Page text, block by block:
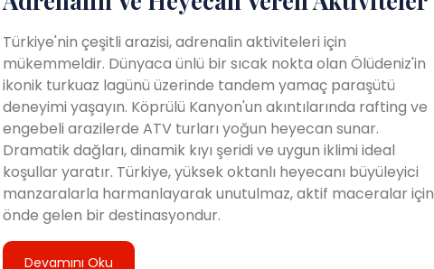
Türkiye'nin çeşitli arazisi, adrenalin aktiviteleri için
mükemmeldir. Dünyaca ünlü bir sıcak nokta olan Ölüdeniz'in
ikonik turkuaz lagünü üzerinde tandem yamaç paraşütü
deneyimi yaşayın. Köprülü Kanyon'un akıntılarında rafting ve
engebeli arazilerde ATV turları yoğun heyecan sunar.
Dramatik dağları, dinamik kıyı şeridi ve uygun iklimi ideal
koşullar yaratır. Türkiye, yüksek oktanlı heyecanı büyüleyici
manzaralarla harmanlayarak unutulmaz, aktif maceralar için
önde gelen bir destinasyondur.
Devamını Oku